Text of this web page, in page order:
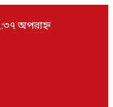
অপরাহ্ন